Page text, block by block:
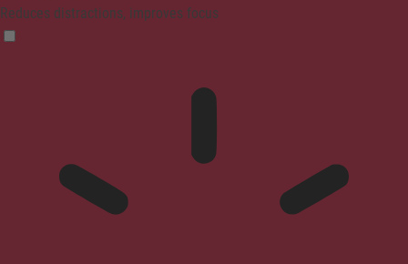
Reduces distractions, improves focus